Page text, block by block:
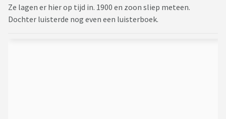
Ze lagen er hier op tijd in. 1900 en zoon sliep meteen.
Dochter luisterde nog even een luisterboek.